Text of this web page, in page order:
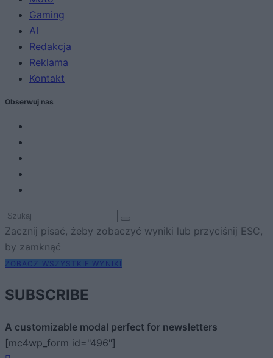
Gaming
AI
Redakcja
Reklama
Kontakt
Obserwuj nas
Zacznij pisać, żeby zobaczyć wyniki lub przyciśnij ESC,
by zamknąć
ZOBACZ WSZYSTKIE WYNIKI
SUBSCRIBE
A customizable modal perfect for newsletters
[mc4wp_form id="496"]